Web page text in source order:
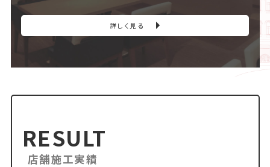
詳しく見る
RESULT
店舗施工実績